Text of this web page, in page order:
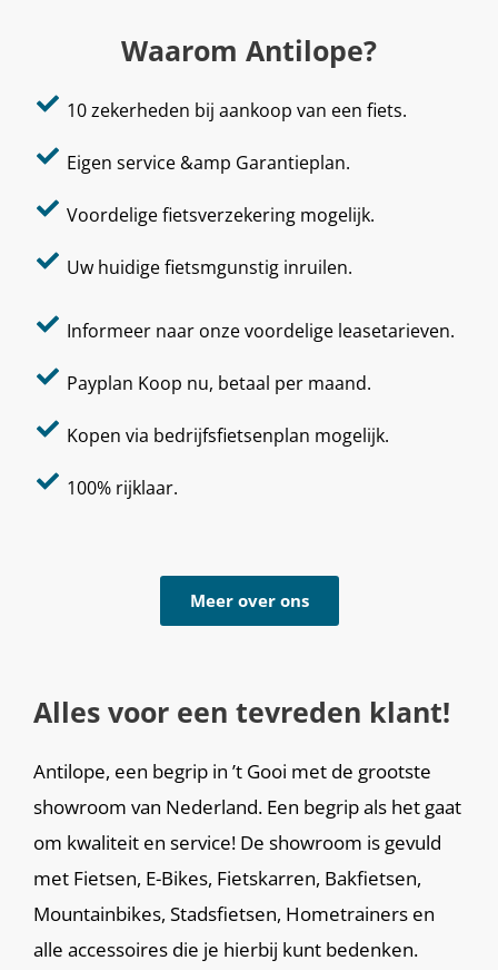
Waarom Antilope?
10 zekerheden bij aankoop van een fiets.
Eigen service &amp Garantieplan.
Voordelige fietsverzekering mogelijk.
Uw huidige fietsmgunstig inruilen.
Informeer naar onze voordelige leasetarieven.
Payplan Koop nu, betaal per maand.
Kopen via bedrijfsfietsenplan mogelijk.
100% rijklaar.
Meer over ons
Alles voor een tevreden klant!
Antilope, een begrip in ’t Gooi met de grootste
showroom van Nederland. Een begrip als het gaat
om kwaliteit en service! De showroom is gevuld
met Fietsen, E-Bikes, Fietskarren, Bakfietsen,
Mountainbikes, Stadsfietsen, Hometrainers en
alle accessoires die je hierbij kunt bedenken.